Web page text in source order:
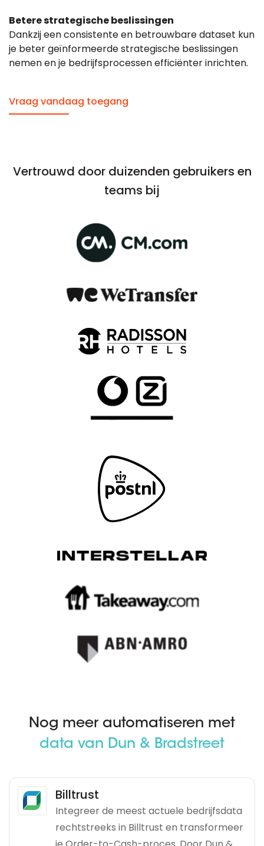
Betere strategische beslissingen
Dankzij een consistente en betrouwbare dataset kun
je beter geïnformeerde strategische beslissingen
nemen en je bedrijfsprocessen efficiënter inrichten.
Vraag vandaag toegang
Vertrouwd door duizenden gebruikers en
teams bij
Nog meer automatiseren met
data van Dun & Bradstreet
Billtrust
Integreer de meest actuele bedrijfsdata
rechtstreeks in Billtrust en transformeer